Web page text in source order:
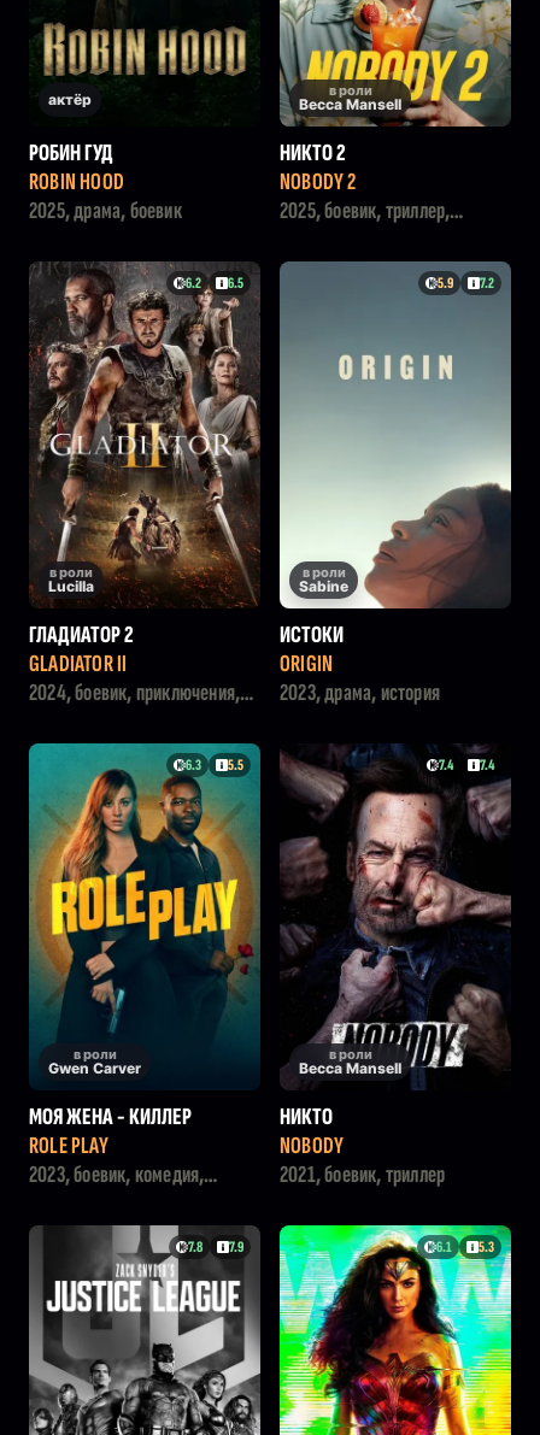
актёр
РОБИН ГУД
ROBIN HOOD
2025, драма, боевик
в роли
Becca Mansell
НИКТО 2
NOBODY 2
2025, боевик, триллер,
6.2 6.5
в роли
Lucilla
ГЛАДИАТОР 2
GLADIATOR II
2024, боевик, приключения,
5.9 7.2
в роли
Sabine
ИСТОКИ
ORIGIN
2023, драма, история
6.3 5.5
в роли
Gwen Carver
МОЯ ЖЕНА - КИЛЛЕР
ROLE PLAY
2023, боевик, комедия,
7.4 7.4
в роли
Becca Mansell
НИКТО
NOBODY
2021, боевик, триллер
7.8 7.9 6.1 5.3